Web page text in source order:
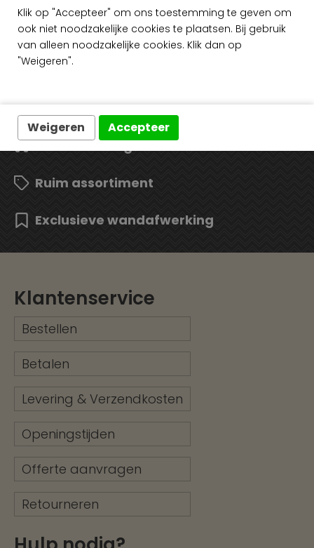
Klik op "Accepteer" om ons toestemming te geven om
ook niet noodzakelijke cookies te plaatsen. Bij gebruik
van alleen noodzakelijke cookies. Klik dan op
"Weigeren".
Weigeren Accepteer
Gratis verzending vanaf €50,-
Snelle levering
Ruim assortiment
Exclusieve wandafwerking
Klantenservice
Bestellen
Betalen
Levering & Verzendkosten
Openingstijden
Offerte aanvragen
Retourneren